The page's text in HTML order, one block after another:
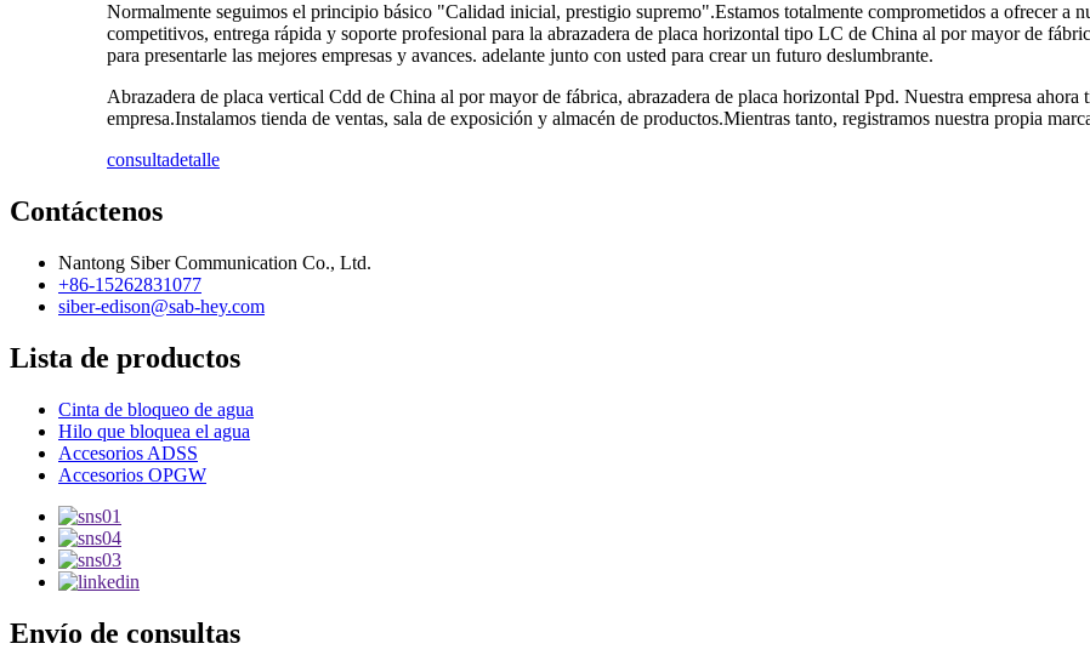
Normalmente seguimos el principio básico "Calidad inicial, prestigio supremo".Estamos totalmente comprometidos a ofrecer a
competitivos, entrega rápida y soporte profesional para la abrazadera de placa horizontal tipo LC de China al por mayor de
para presentarle las mejores empresas y avances. adelante junto con usted para crear un futuro deslumbrante.
Abrazadera de placa vertical Cdd de China al por mayor de fábrica, abrazadera de placa horizontal Ppd. Nuestra empresa ahora
empresa.Instalamos tienda de ventas, sala de exposición y almacén de productos.Mientras tanto, registramos nuestra propia
consultadetalle
Contáctenos
Nantong Siber Communication Co., Ltd.
+86-15262831077
siber-edison@sab-hey.com
Lista de productos
Cinta de bloqueo de agua
Hilo que bloquea el agua
Accesorios ADSS
Accesorios OPGW
Envío de consultas